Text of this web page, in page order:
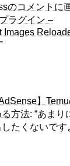
のコメントに
ラグイン –
Images
AdSense】
方法: “あまり
たくないです